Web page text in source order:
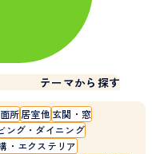
テーマから探す
所居室他玄関・窓
ング・ダイニング
・エクステリア